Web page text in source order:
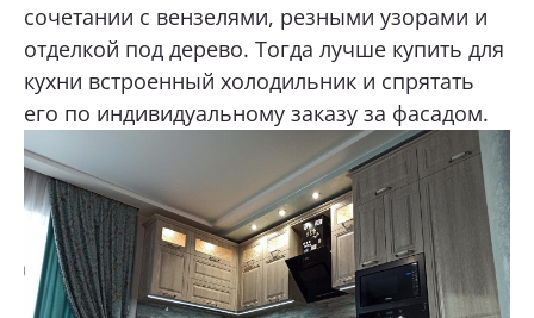
сочетании с вензелями, резными узорами и
отделкой под дерево. Тогда лучше купить для
кухни встроенный холодильник и спрятать
его по индивидуальному заказу за фасадом.